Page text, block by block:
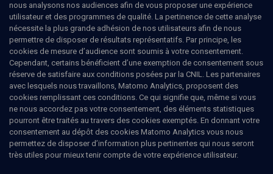
Retour
Abonnez-vous à notre newsletter
nous analysons nos audiences afin de vous proposer une expérience
utilisateur et des programmes de qualité. La pertinence de cette analyse
nécessite la plus grande adhésion de nos utilisateurs afin de nous
permettre de disposer de résultats représentatifs. Par principe, les
cookies de mesure d’audience sont soumis à votre consentement.
Cependant, certains bénéficient d’une exemption de consentement sous
réserve de satisfaire aux conditions posées par la CNIL. Les partenaires
avec lesquels nous travaillons, Matomo Analytics, proposent des
cookies remplissant ces conditions. Ce qui signifie que, même si vous
ne nous accordez pas votre consentement, des éléments statistiques
pourront être traités au travers des cookies exemptés. En donnant votre
consentement au dépôt des cookies Matomo Analytics vous nous
permettez de disposer d’information plus pertinentes qui nous seront
très utiles pour mieux tenir compte de votre expérience utilisateur.